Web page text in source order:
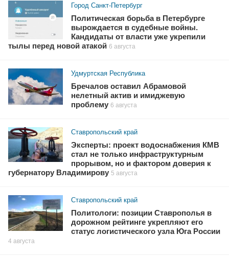
Город Санкт-Петербург
Политическая борьба в Петербурге
вырождается в судебные войны.
Кандидаты от власти уже укрепили
тылы перед новой атакой 6 августа
Удмуртская Республика
Бречалов оставил Абрамовой
нелетный актив и имиджевую
проблему 6 августа
Ставропольский край
Эксперты: проект водоснабжения КМВ
стал не только инфраструктурным
прорывом, но и фактором доверия к
губернатору Владимирову 5 августа
Ставропольский край
Политологи: позиции Ставрополья в
дорожном рейтинге укрепляют его
статус логистического узла Юга России
4 августа